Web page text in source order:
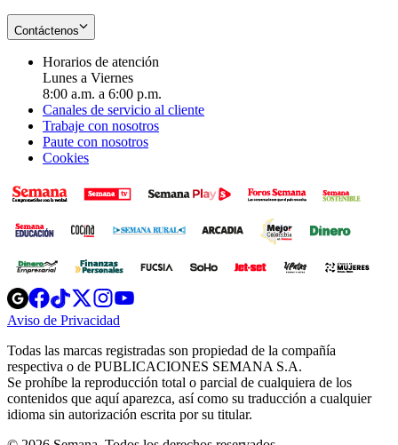
Contáctenos
Horarios de atención
Lunes a Viernes
8:00 a.m. a 6:00 p.m.
Canales de servicio al cliente
Trabaje con nosotros
Paute con nosotros
Cookies
Opens
in
new
Opens
in
new
Opens
in
new
window
Opens
new
windowwindow
Aviso de Privacidad
new
window
Todas las marcas registradas son propiedad de la compañía
respectiva o de PUBLICACIONES SEMANA S.A.
Se prohíbe la reproducción total o parcial de cualquiera de los
contenidos que aquí aparezca, así como su traducción a cualquier
idioma sin autorización escrita por su titular.